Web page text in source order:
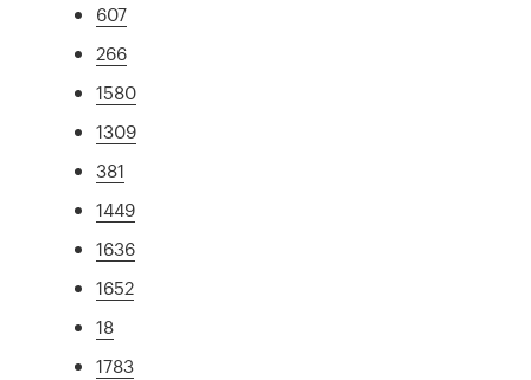
607
266
1580
1309
381
1449
1636
1652
18
1783